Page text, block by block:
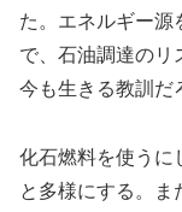
た。エネルギー源
で、石油調達のリ
今も生きる教訓だ
化石燃料を使うに
と多様にする。ま